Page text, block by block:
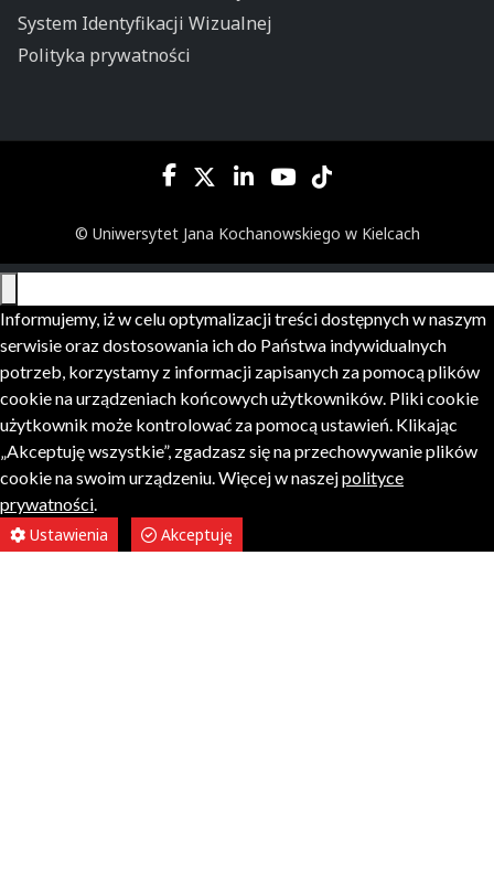
System Identyfikacji Wizualnej
Polityka prywatności
© Uniwersytet Jana Kochanowskiego w Kielcach
Informujemy, iż w celu optymalizacji treści dostępnych w naszym
serwisie oraz dostosowania ich do Państwa indywidualnych
potrzeb, korzystamy z informacji zapisanych za pomocą plików
cookie na urządzeniach końcowych użytkowników. Pliki cookie
użytkownik może kontrolować za pomocą ustawień. Klikając
„Akceptuję wszystkie”, zgadzasz się na przechowywanie plików
cookie na swoim urządzeniu. Więcej w naszejpolityce
prywatności.
Ustawienia
Akceptuję